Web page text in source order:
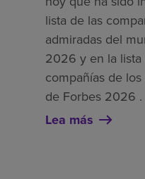
lista de las
admiradas del
2026 y en la
compañías de
de Forbes 2026 .
Lea más